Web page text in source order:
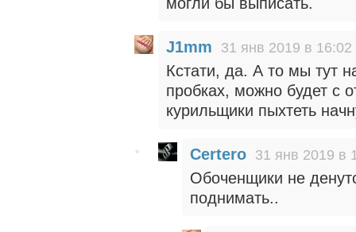
J1mm 31 янв 2019 в 16:02
Кстати, да. А то мы тут
пробках, можно будет с
курильщики пыхтеть
Certero 31 янв 2019 в
Обоченщики не
поднимать..